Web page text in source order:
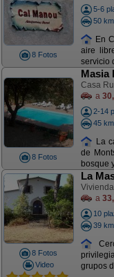
8 Fotos
5-6
50
En
aire
servicio
8 Fotos
Masia
Casa
a
2-14
45
La
de
bosque
8 Fotos
Video
La
a
10
39
grupos